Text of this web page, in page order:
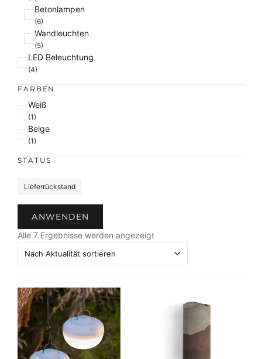
Betonlampen
(6)
Wandleuchten
(5)
LED Beleuchtung
(4)
FARBEN
F
a
r
b
e
Weiß
(1)
Beige
(1)
STATUS
u
Lieferrückstand
ANWENDEN
Alle 7 Ergebnisse werden angezeigtN
h